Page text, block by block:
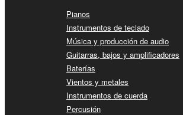
Pianos
Instrumentos de teclado
Música y producción de audio
Guitarras, bajos y amplificadores
Baterías
Vientos y metales
Instrumentos de cuerda
Percusión